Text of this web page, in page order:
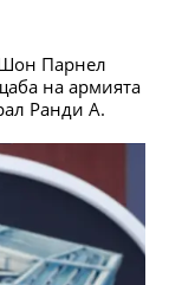
Парнел
на армията